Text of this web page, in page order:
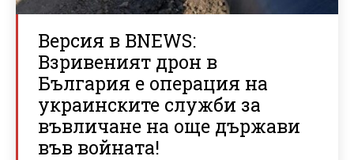
Версия в BNEWS:
Взривеният дрон в
България е операция на
украинските служби за
въвличане на още държави
във войната!